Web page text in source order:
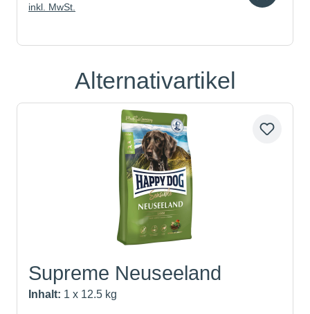
inkl. MwSt.
Produktgalerie überspringen
Alternativartikel
Supreme Neuseeland
Inhalt: 1 x 12.5 kg